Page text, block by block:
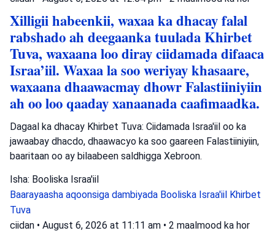
Xilligii habeenkii, waxaa ka dhacay falal
rabshado ah deegaanka tuulada Khirbet
Tuva, waxaana loo diray ciidamada difaaca
Israa’iil. Waxaa la soo weriyay khasaare,
waxaana dhaawacmay dhowr Falastiiniyiin
ah oo loo qaaday xanaanada caafimaadka.
Dagaal ka dhacay Khirbet Tuva: Ciidamada Israa'iil oo ka
jawaabay dhacdo, dhaawacyo ka soo gaareen Falastiiniyiin,
baaritaan oo ay bilaabeen saldhigga Xebroon.
Isha: Booliska Israa'iil
Baarayaasha aqoonsiga dambiyada Booliska Israa'iil Khirbet
Tuva
ciidan • August 6, 2026 at 11:11 am • 2 maalmood ka hor